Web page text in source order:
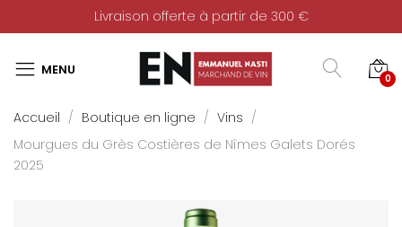
Livraison offerte à partir de 300 €
0
Accueil Boutique en ligne
Vins
Mourgues du Grès Costières de Nîmes Galets Dorés
2025